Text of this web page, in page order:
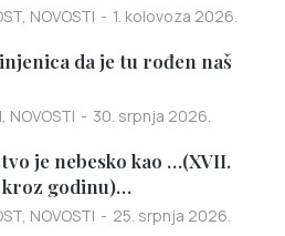
, NOVOSTI 1. kolovoza 2026.
da je tu rođen naš
, NOVOSTI 30. srpnja 2026.
je nebesko kao …(XVII.
kroz godinu)…
, NOVOSTI 25. srpnja 2026.